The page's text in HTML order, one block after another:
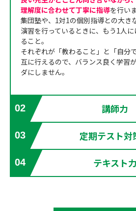
理解度に合わせて丁寧に指導を行い
集団塾や、1対1の個別指導との大き
演習を行っているときに、もう1人
ること。
それぞれが「教わること」と「自分
互に行えるので、バランス良く学習
ダにしません。
02 講師力
03 定期テスト対
04 テキスト力